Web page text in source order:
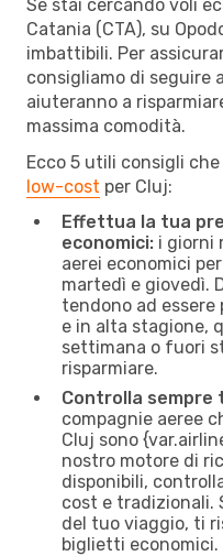
Se stai cercando voli
Catania (CTA), su
imbattibili. Per
consigliamo di seguire
aiuteranno a
massima comodità.
Ecco 5 utili consigli
low-cost per Cluj:
Effettua la tua
economici: i giorni
aerei economici
martedì e giovedì.
tendono ad
e in alta stagione,
settimana o fuori
risparmiare.
Controlla sempre
compagnie aeree
Cluj sono
nostro motore di
disponibili,
cost e tradizionali.
del tuo viaggio, ti
biglietti economici.